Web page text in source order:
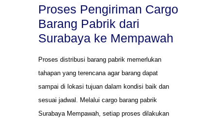
Proses Pengiriman Cargo
Barang Pabrik dari
Surabaya ke Mempawah
Proses distribusi barang pabrik memerlukan
tahapan yang terencana agar barang dapat
sampai di lokasi tujuan dalam kondisi baik dan
sesuai jadwal. Melalui cargo barang pabrik
Surabaya Mempawah, setiap proses dilakukan